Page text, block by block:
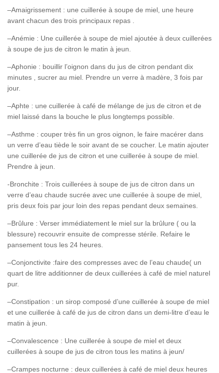
–Amaigrissement : une cuillerée à soupe de miel, une heure
avant chacun des trois principaux repas .
–Anémie : Une cuillerée à soupe de miel ajoutée à deux cuillerées
à soupe de jus de citron le matin à jeun.
–Aphonie : bouillir l’oignon dans du jus de citron pendant dix
minutes , sucrer au miel. Prendre un verre à madère, 3 fois par
jour.
–Aphte : une cuillerée à café de mélange de jus de citron et de
miel laissé dans la bouche le plus longtemps possible.
–Asthme : couper très fin un gros oignon, le faire macérer dans
un verre d’eau tiède le soir avant de se coucher. Le matin ajouter
une cuillerée de jus de citron et une cuillerée à soupe de miel.
Prendre à jeun.
-Bronchite : Trois cuillerées à soupe de jus de citron dans un
verre d’eau chaude sucrée avec une cuillerée à soupe de miel,
pris deux fois par jour loin des repas pendant deux semaines.
–Brûlure : Verser immédiatement le miel sur la brûlure ( ou la
blessure) recouvrir ensuite de compresse stérile. Refaire le
pansement tous les 24 heures.
–Conjonctivite :faire des compresses avec de l’eau chaude( un
quart de litre additionner de deux cuillerées à café de miel naturel
pur.
–Constipation : un sirop composé d’une cuillerée à soupe de miel
et une cuillerée à café de jus de citron dans un demi-litre d’eau le
matin à jeun.
–Convalescence : Une cuillerée à soupe de miel et deux
cuillerées à soupe de jus de citron tous les matins à jeun/
–Crampes nocturne : deux cuillerées à café de miel deux heures